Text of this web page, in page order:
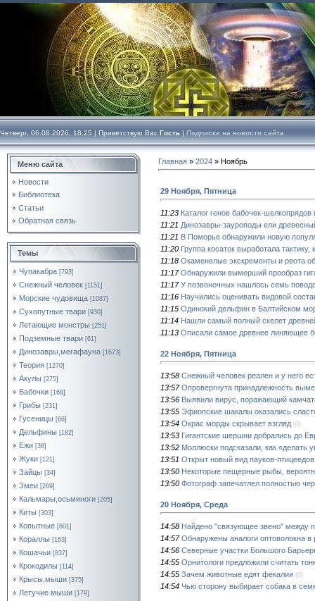
Четверг, 06.08.2026, 18:25 | Приветствую Вас Гость | Подписка на новости сайта
Меню сайта
Новости
Библиотека
Статьи
Обратная связь
Темы
Чупакабра [793]
Снежный человек [1151]
Морские чудовища [1087]
Сухопутные твари [930]
Летающие монстры [251]
Подземные твари [61]
Динозавры,мегафауна [1673]
Теория [1270]
Акулы [275]
Бабочки [168]
Грибы [231]
Гусеницы [66]
Дельфины [182]
Ежи [38]
Жуки [121]
Зайцы [34]
Змеи [269]
Кальмары,осьминоги [205]
Киты [303]
Копытные [601]
Кораллы [163]
Кошачьи [837]
Крокодилы [114]
Крысы,мыши [375]
Летучие мыши [179]
Главная » 2024 » Ноябрь
29 Ноября, Пятница
11:23 Каталог генов бабочек-
11:21 Динозавры-зауроподы ели
11:21 В Поморье обнаружили новую
11:20 Группа косаток выработала
11:18 Окаменелые экскременты и рвота
11:17 Обнаружили вымерший прообраз
11:17 У позвоночных нашлось семь
11:16 Научились оценивать видовой
11:15 Одинокий дельфин в Балтийском
11:14 Нашли самый полный скелет
11:13 Описали самое древнее линяющее
22 Ноября, Пятница
13:58 Снежный человек реален и у него
13:57 Опровергнута принадлежность
13:56 Выявили вирус, поражающий
13:55 Эфиопские шакалы оказались
13:54 Окрас морды скрывает взгляд (0)
13:53 Гигантские шершни добрались до
13:52 Моллюски подсказали, как «делать
13:51 Открыт новый вид пауков-птицеедов
13:50 Некоторые пещерные рыбы,
13:50 Фотограф запечатлел полностью
20 Ноября, Среда
14:58 Найдено "связующее звено" между
14:57 Обнаружены аналоги оптоволокна
14:56 Северные участки Большого
14:55 Орнитологи предложили считать
14:55 Зачем животные едят фекалии (0)
14:54 Чью сторону выбирает собака в